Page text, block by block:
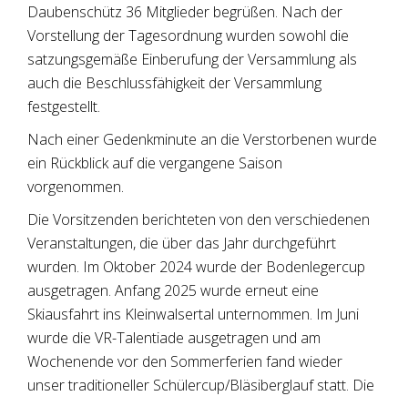
Daubenschütz 36 Mitglieder begrüßen. Nach der
Vorstellung der Tagesordnung wurden sowohl die
satzungsgemäße Einberufung der Versammlung als
auch die Beschlussfähigkeit der Versammlung
festgestellt.
Nach einer Gedenkminute an die Verstorbenen wurde
ein Rückblick auf die vergangene Saison
vorgenommen.
Die Vorsitzenden berichteten von den verschiedenen
Veranstaltungen, die über das Jahr durchgeführt
wurden. Im Oktober 2024 wurde der Bodenlegercup
ausgetragen. Anfang 2025 wurde erneut eine
Skiausfahrt ins Kleinwalsertal unternommen. Im Juni
wurde die VR-Talentiade ausgetragen und am
Wochenende vor den Sommerferien fand wieder
unser traditioneller Schülercup/Bläsiberglauf statt. Die